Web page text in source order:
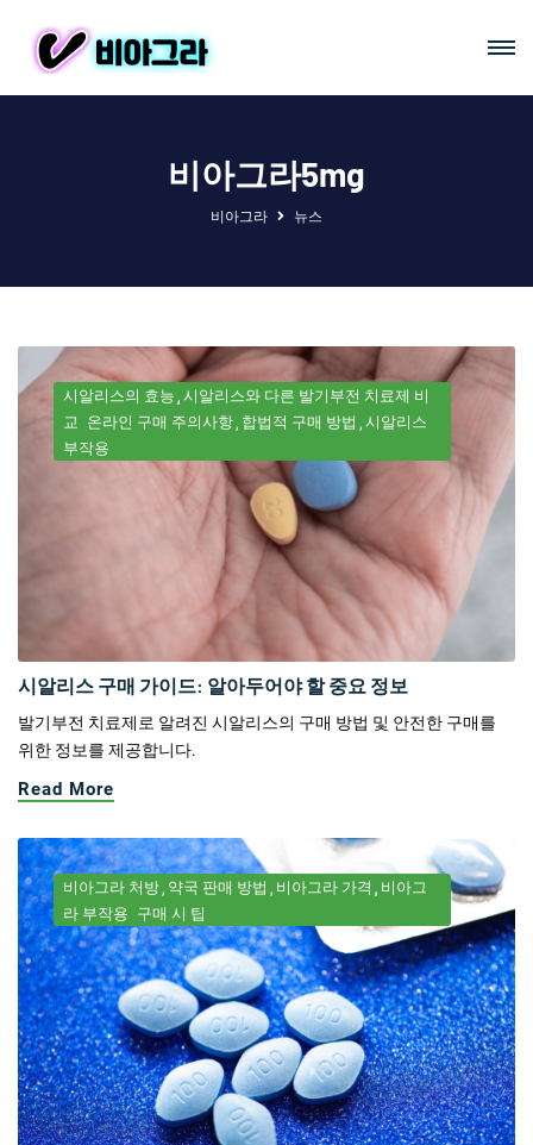
비아그라5mg
비아그라 뉴스
시알리스의 효능 시알리스와 다른 발기부전 치료제 비
교 온라인 구매 주의사항 합법적 구매 방법 시알리스
부작용
시알리스 구매 가이드: 알아두어야 할 중요 정보
발기부전 치료제로 알려진 시알리스의 구매 방법 및 안전한 구매를
위한 정보를 제공합니다.
Read More
비아그라 처방 약국 판매 방법 비아그라 가격
비아그
라 부작용 구매 시 팁